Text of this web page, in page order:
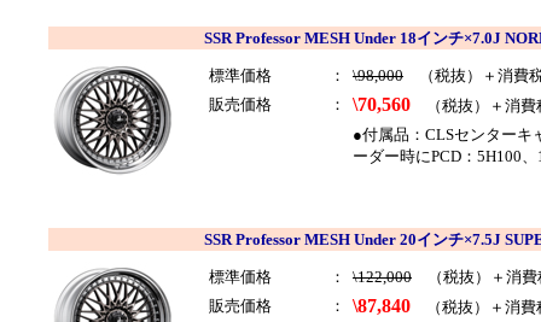
SSR Professor MESH Under 18インチ×7.0J
標準価格 ： \98,000 （税抜）＋消費
販売価格
： \70,560 （税抜）＋消費
●付属品：CLSセンター
ーダー時にPCD：5H100
SSR Professor MESH Under 20インチ×7.5J
標準価格 ： \122,000 （税抜）＋消費
販売価格
： \87,840 （税抜）＋消費